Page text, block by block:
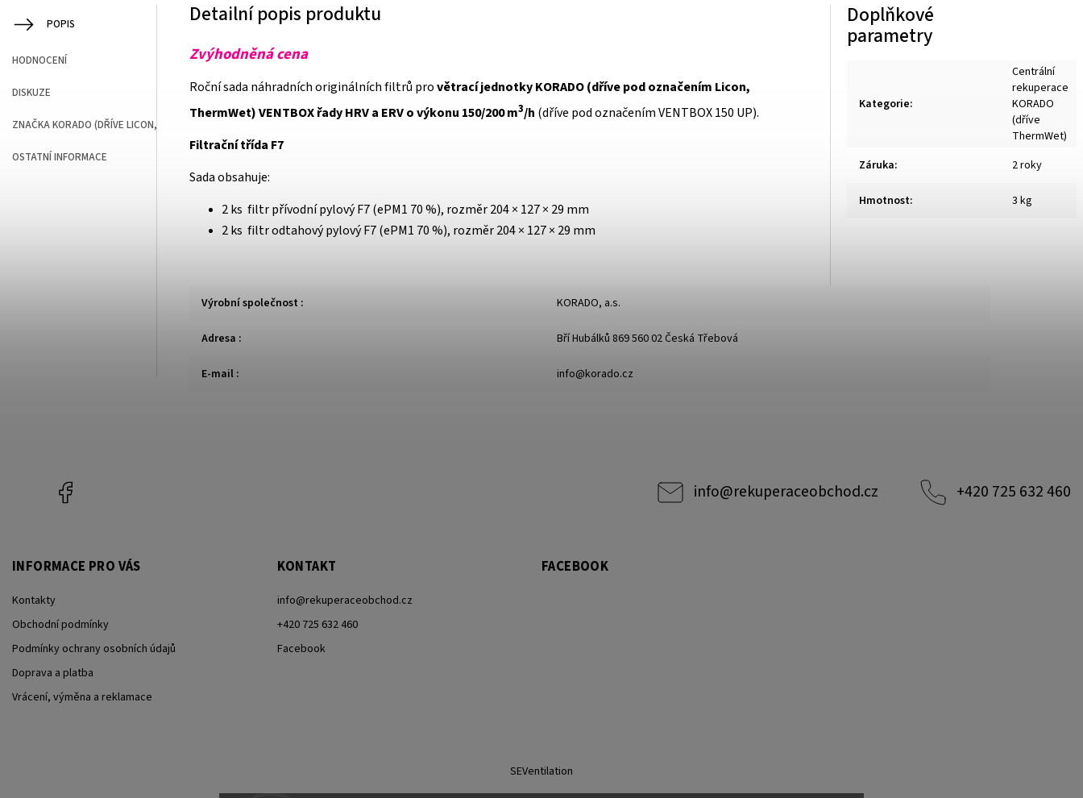
POPIS
HODNOCENÍ
DISKUZE
ZNAČKAKORADO (DŘÍVE LICON, THERMWET)
OSTATNÍ INFORMACE
Detailní popis produktu
Zvýhodněná cena
Roční sada náhradních originálních filtrů provětrací jednotky KORADO (dříve pod označením Licon,
ThermWet) VENTBOX řady HRV a ERV o výkonu 150/200 m3/h (dříve pod označením VENTBOX 150 UP).
Filtrační třída F7
Sada obsahuje:
2 ks filtr přívodní pylový F7 (ePM1 70 %), rozměr 204 × 127 × 29 mm
2 ks filtr odtahový pylový F7 (ePM1 70 %), rozměr 204 × 127 × 29 mm
Doplňkové
parametry
Kategorie:
Centrální
rekuperace
KORADO
(dříve
ThermWet)
Záruka: 2 roky
Hmotnost: 3 kg
Výrobní společnost : KORADO, a.s.
Adresa : Bří Hubálků 869 560 02 Česká Třebová
E-mail : info@korado.cz
info@rekuperaceobchod.cz +420 725 632 460
INFORMACE PRO VÁS
Kontakty
Obchodní podmínky
Podmínky ochrany osobních údajů
Doprava a platba
Vrácení, výměna a reklamace
KONTAKT
info@rekuperaceobchod.cz
+420 725 632 460
Facebook
FACEBOOK
SEVentilation